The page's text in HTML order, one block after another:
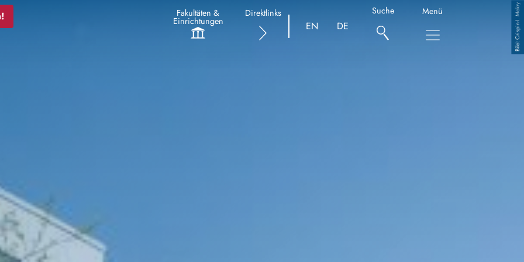
Fakultäten &
Einrichtungen
Direktlinks
EN DE
Suche Menü
Copyright
Crispin-I. Mokry